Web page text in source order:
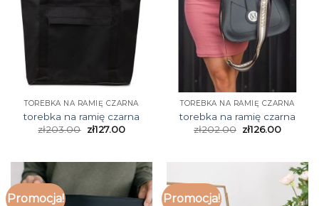
TOREBKA NA RAMIĘ CZARNA
torebka na ramię czarna
zł203.00 zł127.00
TOREBKA NA RAMIĘ CZARNA
torebka na ramię czarna
zł202.00 zł126.00
Promocja! Promocja!